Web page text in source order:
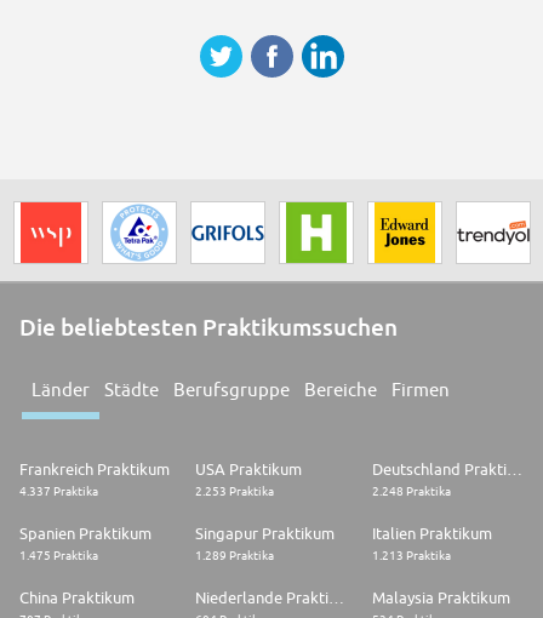
Die beliebtesten Praktikumssuchen
Länder Städte Berufsgruppe Bereiche Firmen
Frankreich Praktikum
4.337 Praktika
USA Praktikum
2.253 Praktika
Deutschland Praktikum
2.248 Praktika
Spanien Praktikum
1.475 Praktika
Singapur Praktikum
1.289 Praktika
Italien Praktikum
1.213 Praktika
China Praktikum Malaysia Praktikum